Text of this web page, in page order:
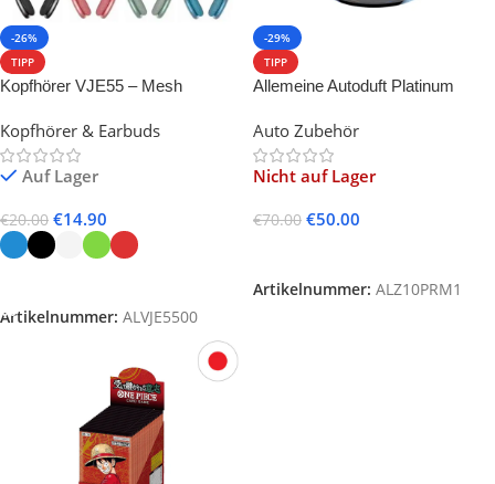
-26%
TIPP
Kopfhörer VJE55 – Mesh
Kopfhörer & Earbuds
Auf Lager
€20.00 €14.90
Artikelnummer: ALVJE5500
-29%
TIPP
Allemeine Autoduft Platinum
Auto Zubehör
Nicht auf Lager
€70.00 €50.00
Artikelnummer: ALZ10PRM1